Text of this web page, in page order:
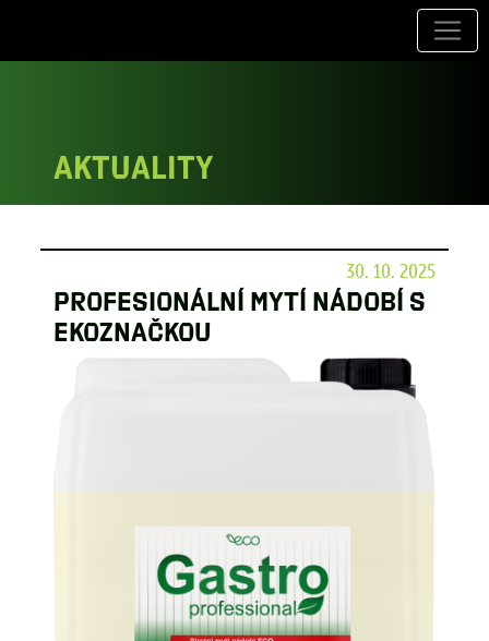
Aktuality
30. 10. 2025
Profesionální mytí nádobí s
ekoznačkou